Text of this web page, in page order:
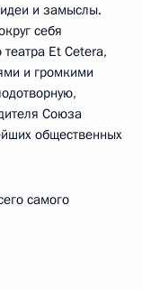
и замыслы.
себя
Et Cetera,
и громкими
Союза
общественных
самого